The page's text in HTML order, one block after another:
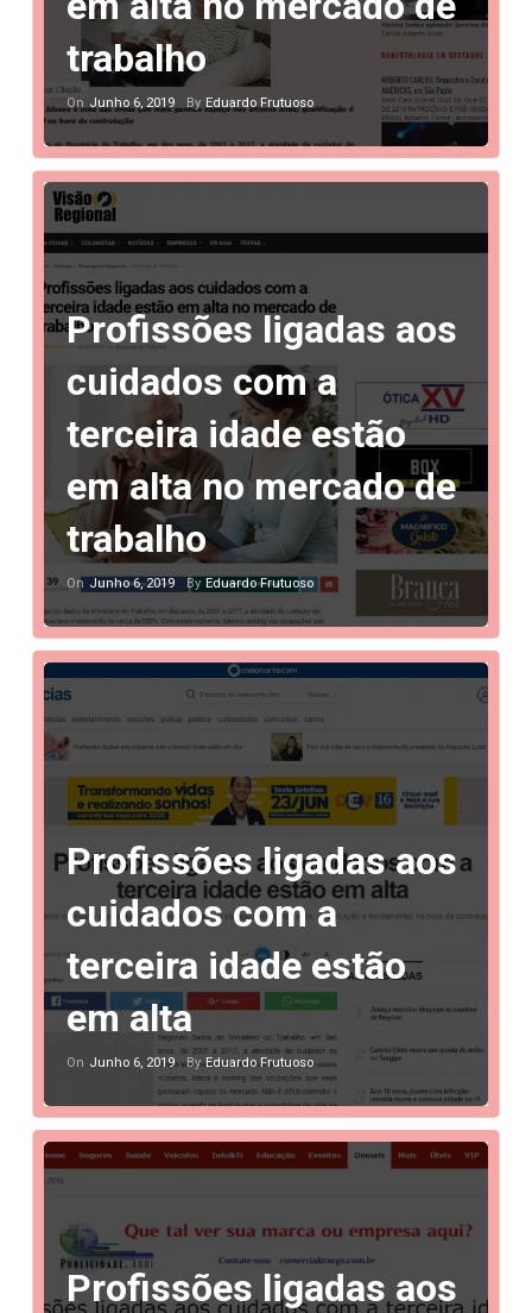
trabalho
On Junho 6, 2019 By Eduardo Frutuoso
Profissões ligadas aos
cuidados com a
terceira idade estão
em alta no mercado de
trabalho
On Junho 6, 2019 By Eduardo Frutuoso
Profissões ligadas aos
cuidados com a
terceira idade estão
em alta
On Junho 6, 2019 By Eduardo Frutuoso
Profissões ligadas aos